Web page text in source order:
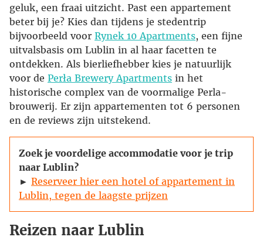
geluk, een fraai uitzicht. Past een appartement
beter bij je? Kies dan tijdens je stedentrip
bijvoorbeeld voor Rynek 10 Apartments, een fijne
uitvalsbasis om Lublin in al haar facetten te
ontdekken. Als bierliefhebber kies je natuurlijk
voor de Perła Brewery Apartments in het
historische complex van de voormalige Perla-
brouwerij. Er zijn appartementen tot 6 personen
en de reviews zijn uitstekend.
Zoek je voordelige accommodatie voor je trip
naar Lublin?
► Reserveer hier een hotel of appartement in
Lublin, tegen de laagste prijzen
Reizen naar Lublin